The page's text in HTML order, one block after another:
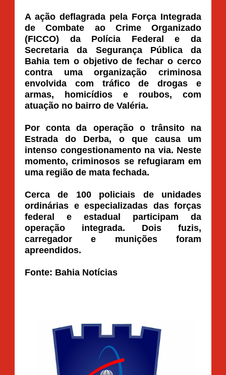
A ação deflagrada pela Força Integrada
de Combate ao Crime Organizado
(FICCO) da Polícia Federal e da
Secretaria da Segurança Pública da
Bahia tem o objetivo de fechar o cerco
contra uma organização criminosa
envolvida com tráfico de drogas e
armas, homicídios e roubos, com
atuação no bairro de Valéria.
Por conta da operação o trânsito na
Estrada do Derba, o que causa um
intenso congestionamento na via. Neste
momento, criminosos se refugiaram em
uma região de mata fechada.
Cerca de 100 policiais de unidades
ordinárias e especializadas das forças
federal e estadual participam da
operação integrada. Dois fuzis,
carregador e munições foram
apreendidos.
Fonte: Bahia Notícias